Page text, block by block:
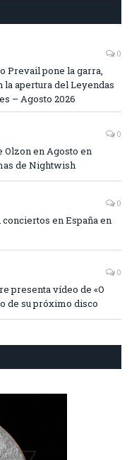
0
Prevail pone la garra,
la apertura del Leyendas
– Agosto 2026
0
Olzon en Agosto en
de Nightwish
0
en España en
0
presenta vídeo de «O
de su próximo disco